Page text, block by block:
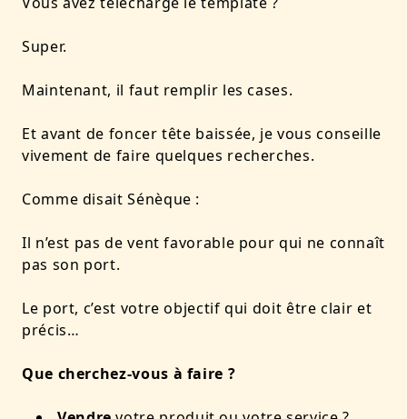
Super.
Maintenant, il faut remplir les cases.
Et avant de foncer tête baissée, je vous conseille
vivement de faire quelques recherches.
Comme disait Sénèque :
Il n’est pas de vent favorable pour qui ne connaît
pas son port.
Le port, c’est votre objectif qui doit être clair et
précis…
Que cherchez-vous à faire ?